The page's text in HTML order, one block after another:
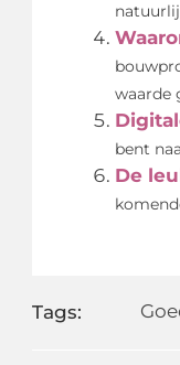
waarde
bent
De
Tags: